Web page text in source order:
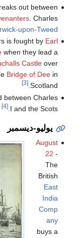
out between
. Charles
upon-Tweed
is fought by Earl
when they lead a
Castleover
Bridge of Deein
Scotland.
[3]
between Charles
I and the Scots.
[4]
يوليو-ديسمبر
August
22 -
The
British
East
India
Comp
any
buys a